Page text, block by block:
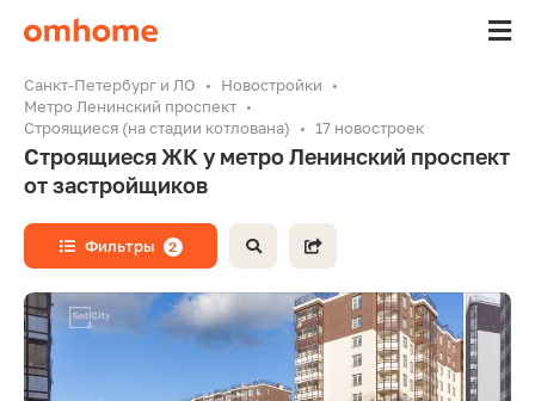
Санкт-Петербург и ЛО
Новостройки
Метро Ленинский проспект
Строящиеся (на стадии котлована)
17 новостроек
Строящиеся ЖК у метро Ленинский проспект
от застройщиков
Фильтры 2